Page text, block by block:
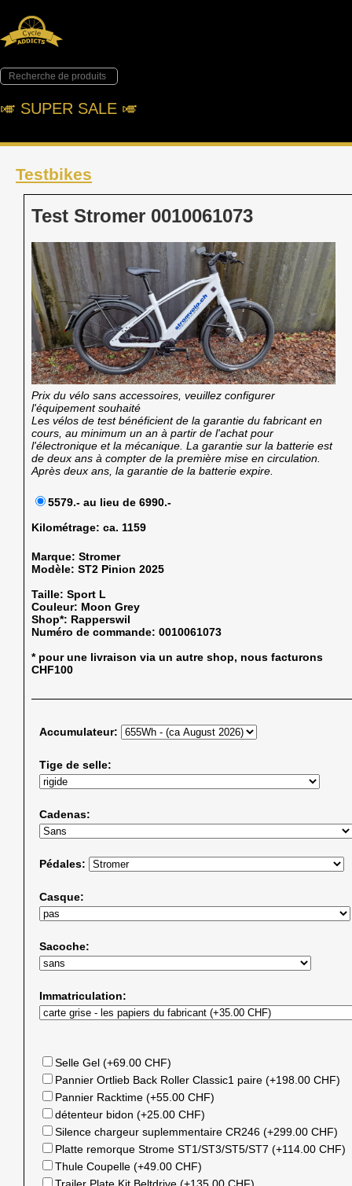
🎺︎ SUPER SALE 🎺︎
Testbikes
Test Stromer 0010061073
Prix du vélo sans accessoires, veuillez configurer
l'équipement souhaité
Les vélos de test bénéficient de la garantie du fabricant en
cours, au minimum un an à partir de l'achat pour
l'électronique et la mécanique. La garantie sur la batterie est
de deux ans à compter de la première mise en circulation.
Après deux ans, la garantie de la batterie expire.
5579.- au lieu de 6990.-
Kilométrage: ca. 1159
Marque:Stromer
Modèle:ST2 Pinion 2025
Taille:Sport L
Couleur: Moon Grey
Shop*: Rapperswil
Numéro de commande:0010061073
* pour une livraison via un autre shop, nous facturons
CHF100
Accumulateur:
Tige de selle:
Cadenas:
Pédales:
Casque:
Sacoche:
Immatriculation:
Selle Gel (+69.00 CHF)
Pannier Ortlieb Back Roller Classic1 paire (+198.00 CHF)
Pannier Racktime (+55.00 CHF)
détenteur bidon (+25.00 CHF)
Silence chargeur suplemmentaire CR246 (+299.00 CHF)
Platte remorque Strome ST1/ST3/ST5/ST7 (+114.00 CHF)
Thule Coupelle (+49.00 CHF)